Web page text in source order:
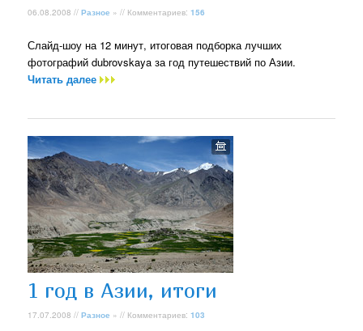
06.08.2008 //Разное » // Комментариев:156
Слайд-шоу на 12 минут, итоговая подборка лучших
фотографий dubrovskaya за год путешествий по Азии.
Читать далее
1 год в Азии, итоги
17.07.2008 //Разное » // Комментариев:103